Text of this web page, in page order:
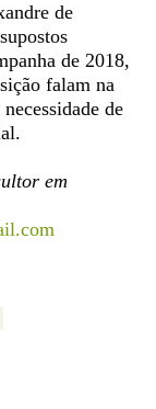
de
de 2018,
falam na
de
em